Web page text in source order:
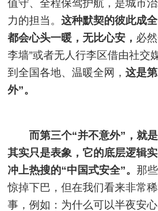
值守、全程保驾护航，是城市
力的担当。 这种默契的彼此成
都会心头一暖，无比心安， 必
李墙”或者无人行李区借由社交
到全国各地、温暖全网， 这是
外”。
而第三个“并不意外”，就
其实只是表象，它的底层逻辑
冲上热搜的“中国式安全”。 那
惊掉下巴，但在我们看来非常
事，例如：为什么可以半夜安